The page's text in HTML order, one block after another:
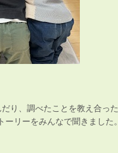
り、調べたことを教え合っ
リーをみんなで聞きました